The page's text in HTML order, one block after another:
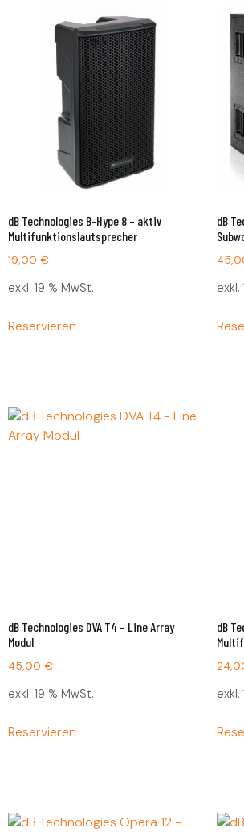
dB Technologies B-Hype 8 – aktiv
Multifunktionslautsprecher
19,00 €
exkl. 19 % MwSt.
Reservieren
dB
exkl.
dB Technologies DVA T4 – Line Array
Modul
45,00 €
exkl. 19 % MwSt.
Reservieren
dB
exkl.